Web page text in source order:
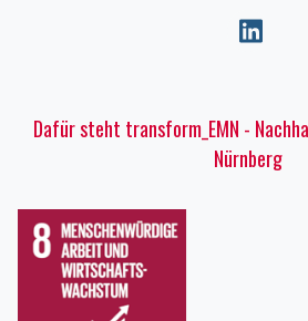
Dafür steht transform_EMN -
Nürnberg